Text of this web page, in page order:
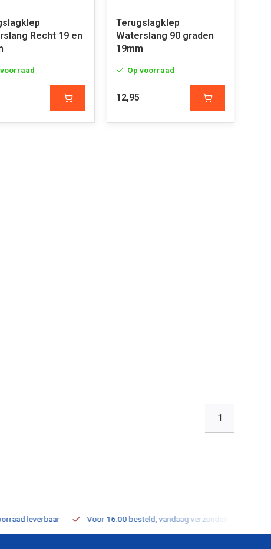
Recht 19 en
Terugslagklep
Waterslang 90 graden
19mm
Op voorraad
12,95
1
leverbaar Voor 16:00 besteld, vandaag verzonden